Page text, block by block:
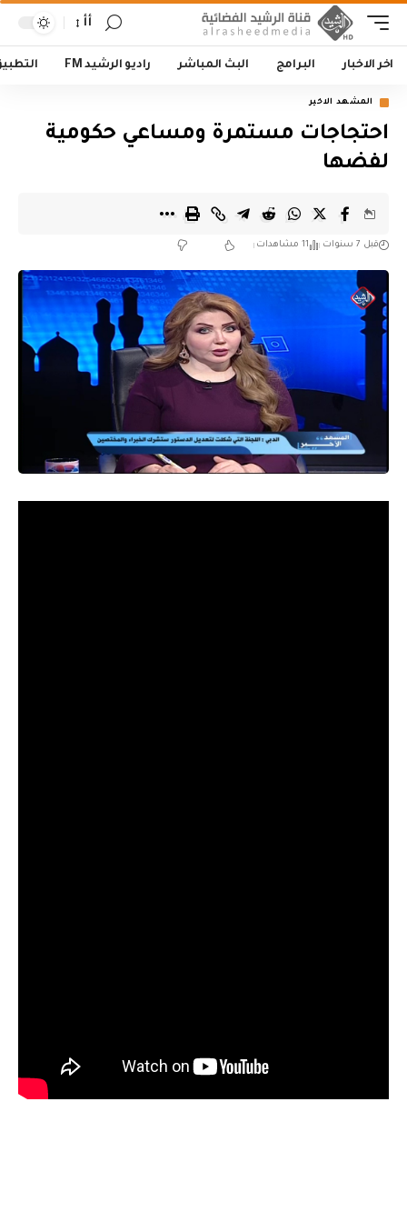
أأ
اخر الاخبار البرامج البث المباشر راديو الرشيد FM
المشهد الاخير
احتجاجات مستمرة ومساعي حكومية
لفضها
قبل 7 سنوات 11 مشاهدات